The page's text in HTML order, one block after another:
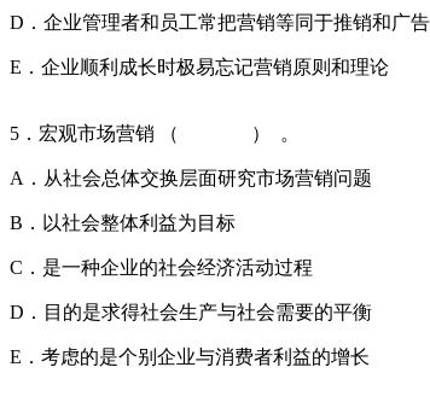
D．企业管理者和员工常把营销等同于推销和广告
E．企业顺利成长时极易忘记营销原则和理论
5．宏观市场营销 （ ） 。
A．从社会总体交换层面研究市场营销问题
B．以社会整体利益为目标
C．是一种企业的社会经济活动过程
D．目的是求得社会生产与社会需要的平衡
E．考虑的是个别企业与消费者利益的增长